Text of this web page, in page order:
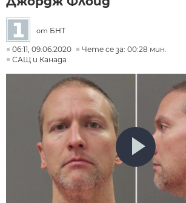
от БНТ
06:11, 09.06.2020
Чете се за: 00:28 мин.
САЩ и Канада